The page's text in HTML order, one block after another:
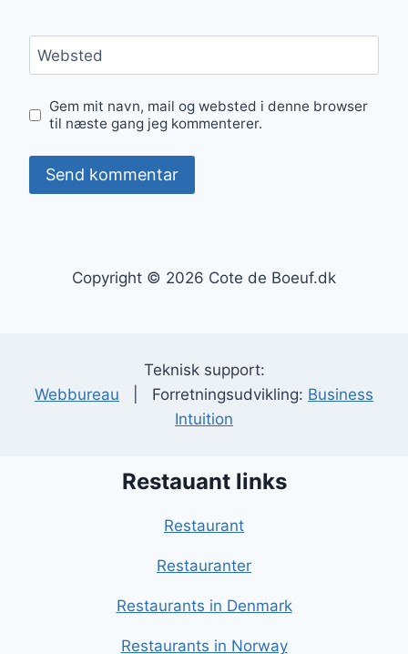
Websted
Gem mit navn, mail og websted i denne browser
til næste gang jeg kommenterer.
Copyright © 2026 Cote de Boeuf.dk
Teknisk support:
Webbureau | Forretningsudvikling: Business
Intuition
Restauant links
Restaurant
Restauranter
Restaurants in Denmark
Restaurants in Norway